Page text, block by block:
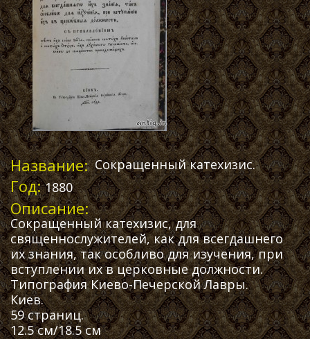
Название: Сокращенный катехизис.
Год:1880
Описание:
Сокращенный катехизис, для
священнослужителей, как для всегдашнего
их знания, так особливо для изучения, при
вступлении их в церковные должности.
Типография Киево-Печерской Лавры.
Киев.
59 страниц.
12.5 см/18.5 см